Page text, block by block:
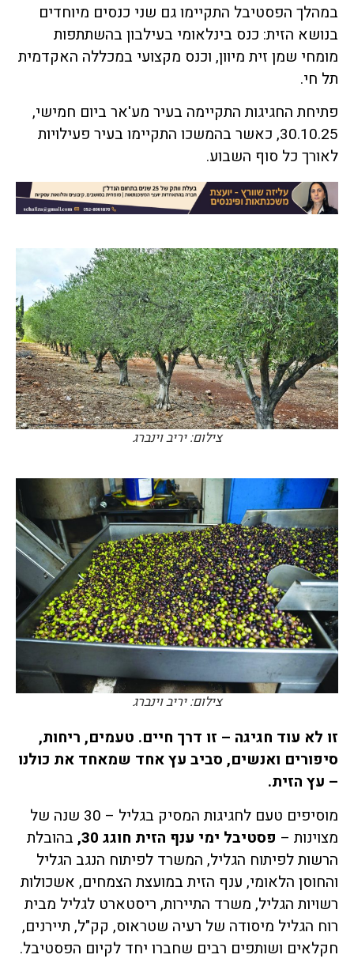
במהלך הפסטיבל התקיימו גם שני כנסים מיוחדים
בנושא הזית: כנס בינלאומי בעילבון בהשתתפות
מומחי שמן זית מיוון, וכנס מקצועי במכללה האקדמית
תל חי.
פתיחת החגיגות התקיימה בעיר מע'אר ביום חמישי,
30.10.25, כאשר בהמשכו התקיימו בעיר פעילויות
לאורך כל סוף השבוע.
צילום: יריב וינברג
צילום: יריב וינברג
זו לא עוד חגיגה – זו דרך חיים. טעמים, ריחות,
סיפורים ואנשים, סביב עץ אחד שמאחד את כולנו
– עץ הזית.
מוסיפים טעם לחגיגות המסיק בגליל – 30 שנה של
מצוינות – פסטיבל ימי ענף הזית חוגג 30,
בהובלת
הרשות לפיתוח הגליל, המשרד לפיתוח הנגב הגליל
והחוסן הלאומי, ענף הזית במועצת הצמחים, אשכולות
רשויות הגליל, משרד התיירות, ריסטארט לגליל מבית
רוח הגליל מיסודה של רעיה שטראוס, קק"ל, תיירנים,
חקלאים ושותפים רבים שחברו יחד לקיום הפסטיבל.